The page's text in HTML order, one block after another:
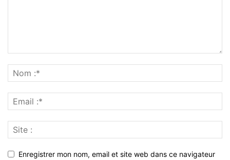
Enregistrer mon nom, email et site web dans ce navigateur